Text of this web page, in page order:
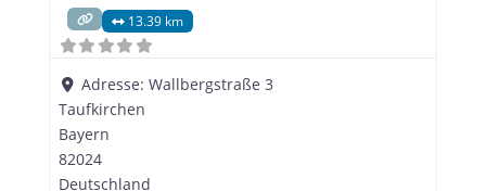
13.39 km
Adresse:Wallbergstraße 3
Taufkirchen
Bayern
82024
Deutschland